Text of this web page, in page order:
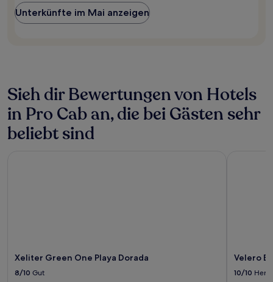
Preise
und
können
zusätzliche
Bedingungen
gelten.
Unterkünfte im Mai anzeigen
Sieh dir Bewertungen von Hotels
in Pro Cab an, die bei Gästen sehr
beliebt sind
Xeliter Green One Playa Dorada
8/10 Gut
Velero
10/10